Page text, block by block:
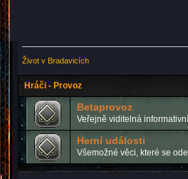
Život v Bradavicích
Hráči - Provoz
Betaprovoz
Veřejně viditelná
Herní události
Všemožné věci, které se